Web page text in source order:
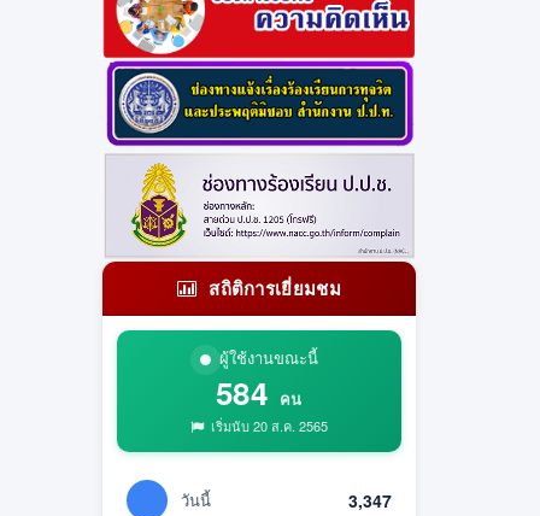
สถิติการเยี่ยมชม
ผู้ใช้งานขณะนี้
584 คน
เริ่มนับ 20 ส.ค. 2565
วันนี้ 3,347